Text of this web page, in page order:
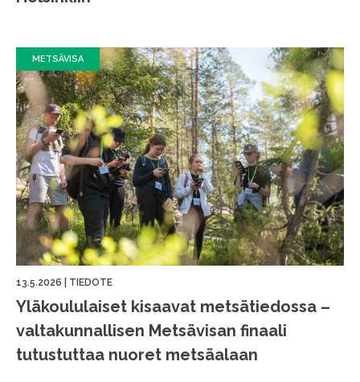
METSÄVISA
13.5.2026 TIEDOTE
Yläkoululaiset kisaavat metsätiedossa –
valtakunnallisen Metsävisan finaali
tutustuttaa nuoret metsäalaan